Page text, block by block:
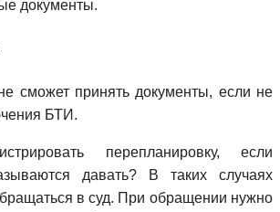
документы.
сможет принять документы, если не
БТИ.
перепланировку, если
давать? В таких случаях
в суд. При обращении нужно